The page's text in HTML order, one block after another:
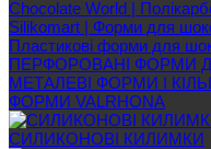
Chocolate World |
Silikomart | Форми для
Пластикові форми для
ПЕРФОРОВАНІ ФОРМИ
МЕТАЛЕВІ ФОРМИ І
ФОРМИ VALRHONA
СИЛИКОНОВІ КИЛИМКИ